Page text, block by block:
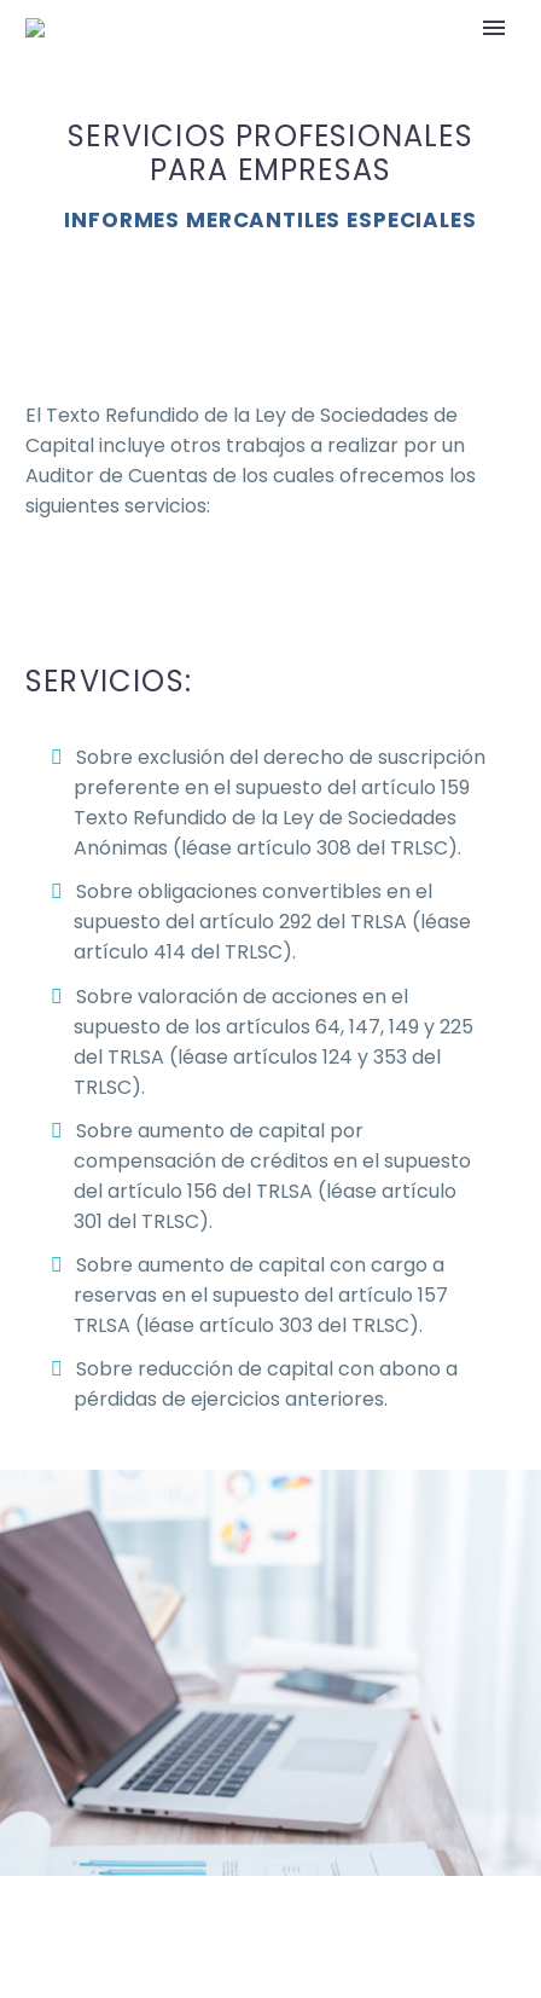
SERVICIOS PROFESIONALES
PARA EMPRESAS
INFORMES MERCANTILES ESPECIALES
El Texto Refundido de la Ley de Sociedades de
Capital incluye otros trabajos a realizar por un
Auditor de Cuentas de los cuales ofrecemos los
siguientes servicios:
SERVICIOS:
Sobre exclusión del derecho de suscripción
preferente en el supuesto del artículo 159
Texto Refundido de la Ley de Sociedades
Anónimas (léase artículo 308 del TRLSC).
Sobre obligaciones convertibles en el
supuesto del artículo 292 del TRLSA (léase
artículo 414 del TRLSC).
Sobre valoración de acciones en el
supuesto de los artículos 64, 147, 149 y 225
del TRLSA (léase artículos 124 y 353 del
TRLSC).
Sobre aumento de capital por
compensación de créditos en el supuesto
del artículo 156 del TRLSA (léase artículo
301 del TRLSC).
Sobre aumento de capital con cargo a
reservas en el supuesto del artículo 157
TRLSA (léase artículo 303 del TRLSC).
Sobre reducción de capital con abono a
pérdidas de ejercicios anteriores.